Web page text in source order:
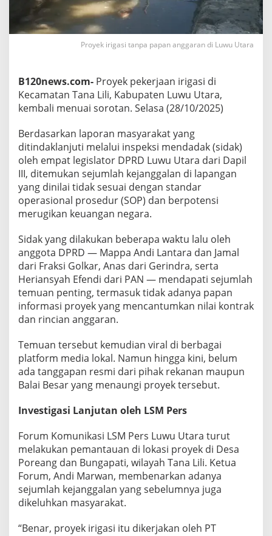
o
y
e
k
I
g
a
s
i
b
a
l
A
b
a
l
L
u
w
u
U
t
a
r
!
Proyek irigasi tanpa papan anggaran di Luwu Utara
B120news.com- Proyek pekerjaan irigasi di
Kecamatan Tana Lili, Kabupaten Luwu Utara,
kembali menuai sorotan. Selasa (28/10/2025)
Berdasarkan laporan masyarakat yang
ditindaklanjuti melalui inspeksi mendadak (sidak)
oleh empat legislator DPRD Luwu Utara dari Dapil
III, ditemukan sejumlah kejanggalan di lapangan
yang dinilai tidak sesuai dengan standar
operasional prosedur (SOP) dan berpotensi
merugikan keuangan negara.
Sidak yang dilakukan beberapa waktu lalu oleh
anggota DPRD — Mappa Andi Lantara dan Jamal
dari Fraksi Golkar, Anas dari Gerindra, serta
Heriansyah Efendi dari PAN — mendapati sejumlah
temuan penting, termasuk tidak adanya papan
informasi proyek yang mencantumkan nilai kontrak
dan rincian anggaran.
Temuan tersebut kemudian viral di berbagai
platform media lokal. Namun hingga kini, belum
ada tanggapan resmi dari pihak rekanan maupun
Balai Besar yang menaungi proyek tersebut.
Investigasi Lanjutan oleh LSM Pers
Forum Komunikasi LSM Pers Luwu Utara turut
melakukan pemantauan di lokasi proyek di Desa
Poreang dan Bungapati, wilayah Tana Lili. Ketua
Forum, Andi Marwan, membenarkan adanya
sejumlah kejanggalan yang sebelumnya juga
dikeluhkan masyarakat.
“Benar, proyek irigasi itu dikerjakan oleh PT